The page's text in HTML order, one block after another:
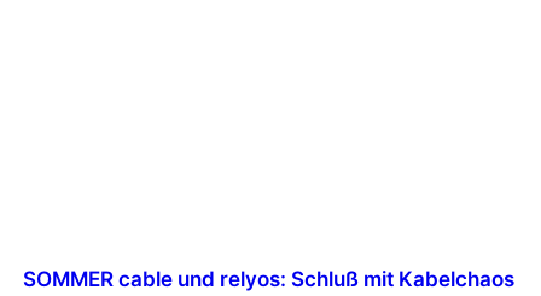
SOMMER cable und relyos: Schluß mit Kabelchaos